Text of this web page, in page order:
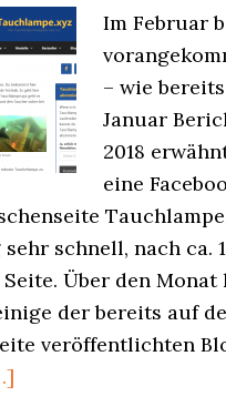
Im Februar
– wie
Januar
2018
eine
schnell, nach ca.
Über den Monat
der bereits auf
veröffentlichten